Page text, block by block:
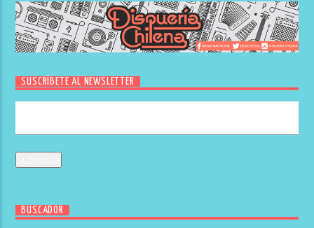
SUSCRÍBETE AL NEWSLETTER
BUSCADOR